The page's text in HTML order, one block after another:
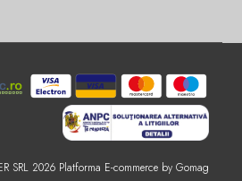
SRL 2026 Platforma E-commerce by Gomag